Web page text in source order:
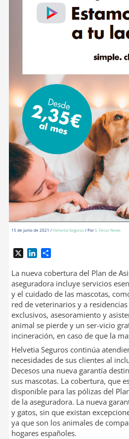
15 de junio de 2021 /Helvetia Seguros/ PorS. Fecor News
n
k
e
d
I
n
m
p
a
r
t
i
r
La nueva cobertura del Plan de
aseguradora incluye servicios
y el cuidado de las mascotas,
red de veterinarios y a
exclusivos, asesoramiento y
animal se pierde y un ser-vicio
incineración, en caso de que la
Helvetia Seguros continúa
necesidades de sus clientes al
Decesos una nueva garantía
sus mascotas. La cobertura, que
disponible para las pólizas del
de la aseguradora. La nueva
y gatos, sin que existan
ya que son los animales de
hogares españoles.